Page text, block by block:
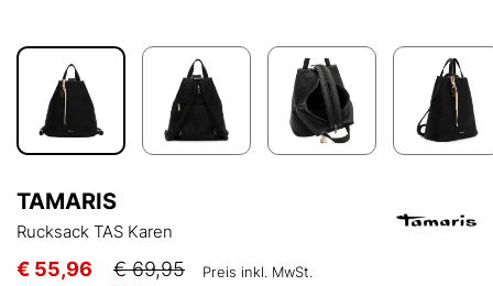
TAMARIS
Rucksack TAS Karen
€ 55,96 € 69,95 Preis inkl. MwSt.